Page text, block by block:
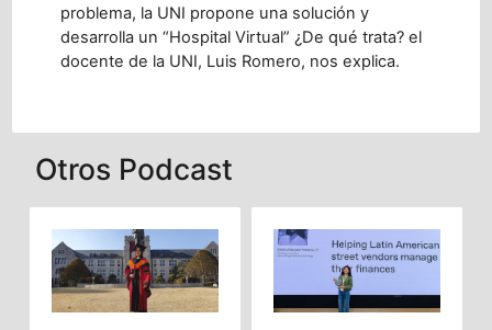
problema, la UNI propone una solución y
desarrolla un “Hospital Virtual” ¿De qué trata? el
docente de la UNI, Luis Romero, nos explica.
Otros Podcast